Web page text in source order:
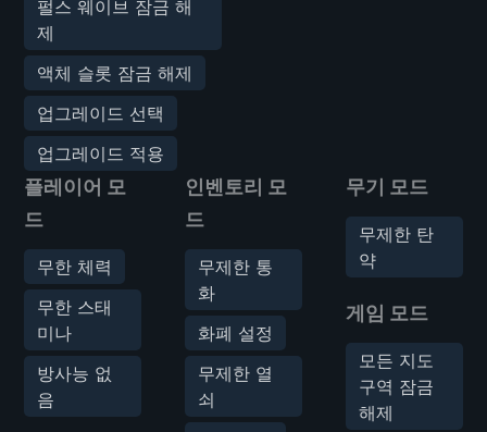
펄스 웨이브 잠금 해
제
액체 슬롯 잠금 해제
업그레이드 선택
업그레이드 적용
플레이어 모
드
무한 체력
무한 스태
미나
방사능 없
음
인벤토리 모
드
무제한 통
화
화폐 설정
무제한 열
쇠
무기 모드
무제한 탄
약
게임 모드
모든 지도
구역 잠금
해제